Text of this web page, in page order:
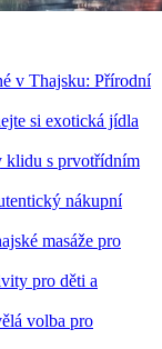
v Thajsku: Přírodní
si exotická jídla
klidu s prvotřídním
nákupní
masáže pro
pro děti a
volba pro